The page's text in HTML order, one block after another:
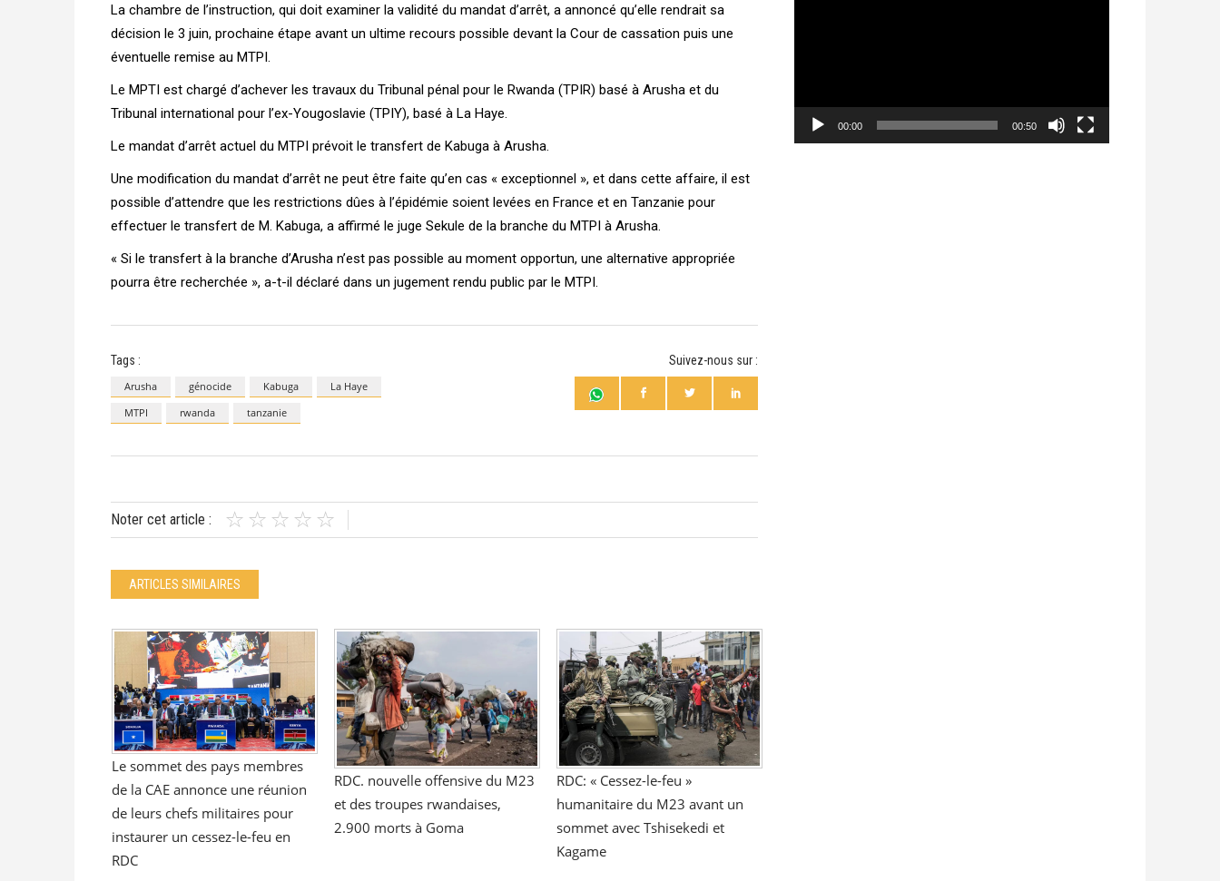
La chambre de l’instruction, qui doit examiner la validité du mandat d’arrêt, a annoncé qu’elle rendrait sa
décision le 3 juin, prochaine étape avant un ultime recours possible devant la Cour de cassation puis une
éventuelle remise au MTPI.
Le MPTI est chargé d’achever les travaux du Tribunal pénal pour le Rwanda (TPIR) basé à Arusha et du
Tribunal international pour l’ex-Yougoslavie (TPIY), basé à La Haye.
Le mandat d’arrêt actuel du MTPI prévoit le transfert de Kabuga à Arusha.
Une modification du mandat d’arrêt ne peut être faite qu’en cas « exceptionnel », et dans cette affaire, il est
possible d’attendre que les restrictions dûes à l’épidémie soient levées en France et en Tanzanie pour
effectuer le transfert de M. Kabuga, a affirmé le juge Sekule de la branche du MTPI à Arusha.
« Si le transfert à la branche d’Arusha n’est pas possible au moment opportun, une alternative appropriée
pourra être recherchée », a-t-il déclaré dans un jugement rendu public par le MTPI.
Tags :
Arusha génocide Kabuga
La Haye
MTPI
rwanda tanzanie
Suivez-nous sur :
Noter cet article :
ARTICLES SIMILAIRES
Le sommet des pays membres
de la CAE annonce une réunion
de leurs chefs militaires pour
instaurer un cessez-le-feu en
RDC
RDC. nouvelle offensive du M23
et des troupes rwandaises,
2.900 morts à Goma
RDC: « Cessez-le-feu »
humanitaire du M23 avant un
sommet avec Tshisekedi et
Kagame
00:00 00:50